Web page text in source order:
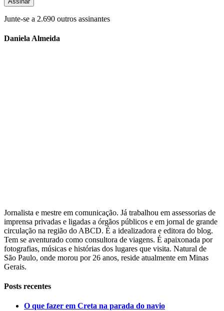
Junte-se a 2.690 outros assinantes
Daniela Almeida
Jornalista e mestre em comunicação. Já trabalhou em assessorias de
imprensa privadas e ligadas a órgãos públicos e em jornal de grande
circulação na região do ABCD. É a idealizadora e editora do blog.
Tem se aventurado como consultora de viagens. É apaixonada por
fotografias, músicas e histórias dos lugares que visita. Natural de
São Paulo, onde morou por 26 anos, reside atualmente em Minas
Gerais.
Posts recentes
O que fazer em Creta na parada do navio